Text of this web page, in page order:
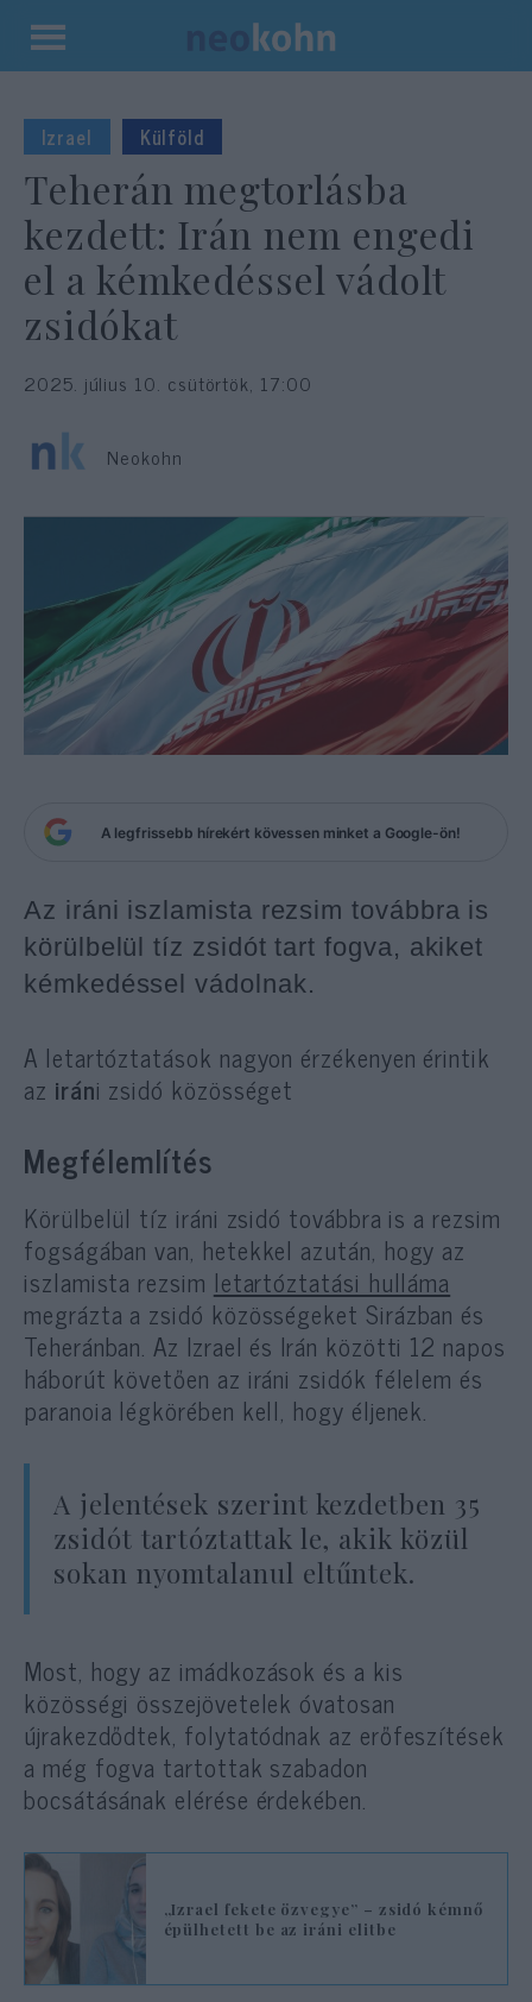
Kilépés
tartalomba
Izrael Külföld
Teherán megtorlásba
kezdett: Irán nem engedi
el a kémkedéssel vádolt
zsidókat
2025. július 10. csütörtök, 17:00
Neokohn
A legfrissebb hírekért kövessen minket a Google-ön!
Az iráni iszlamista rezsim továbbra is
körülbelül tíz zsidót tart fogva, akiket
kémkedéssel vádolnak.
A letartóztatások nagyon érzékenyen érintik
az iráni zsidó közösséget
Megfélemlítés
Körülbelül tíz iráni zsidó továbbra is a rezsim
fogságában van, hetekkel azután, hogy az
iszlamista rezsim letartóztatási hulláma
megrázta a zsidó közösségeket Sirázban és
Teheránban. Az Izrael és Irán közötti 12 napos
háborút követően az iráni zsidók félelem és
paranoia légkörében kell, hogy éljenek.
A jelentések szerint kezdetben 35
zsidót tartóztattak le, akik közül
sokan nyomtalanul eltűntek.
Most, hogy az imádkozások és a kis
közösségi összejövetelek óvatosan
újrakezdődtek, folytatódnak az erőfeszítések
a még fogva tartottak szabadon
bocsátásának elérése érdekében.
„Izrael fekete özvegye” – zsidó kémnő
épülhetett be az iráni elitbe